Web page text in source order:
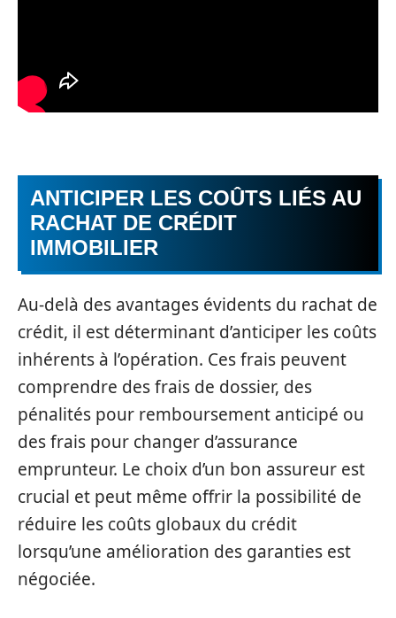
ANTICIPER LES COÛTS LIÉS AU
RACHAT DE CRÉDIT
IMMOBILIER
Au-delà des avantages évidents du rachat de
crédit, il est déterminant d’anticiper les coûts
inhérents à l’opération. Ces frais peuvent
comprendre des frais de dossier, des
pénalités pour remboursement anticipé ou
des frais pour changer d’assurance
emprunteur. Le choix d’un bon assureur est
crucial et peut même offrir la possibilité de
réduire les coûts globaux du crédit
lorsqu’une amélioration des garanties est
négociée.